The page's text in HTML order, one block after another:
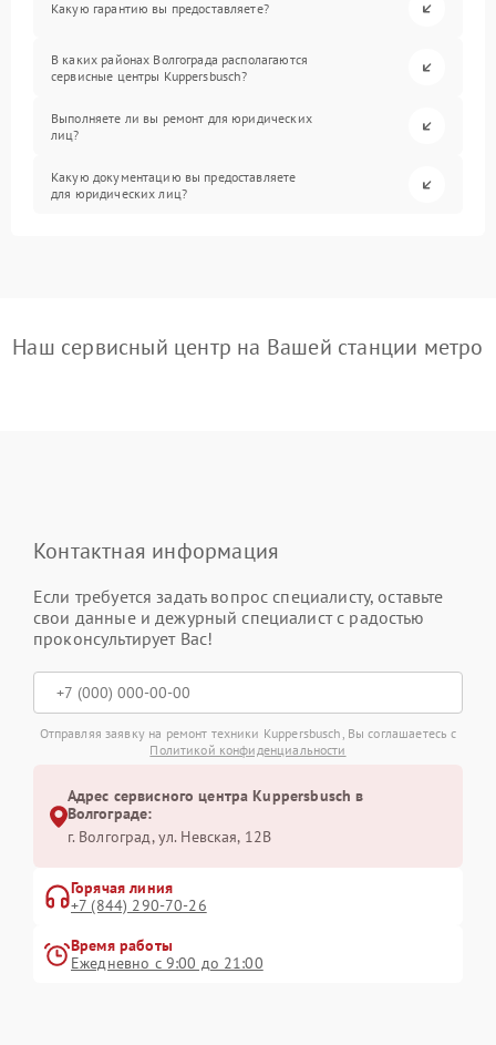
Какую гарантию вы предоставляете?
В каких районах Волгограда располагаются
сервисные центры Kuppersbusch?
Выполняете ли вы ремонт для юридических
лиц?
Какую документацию вы предоставляете
для юридических лиц?
Наш сервисный центр на Вашей станции метро
Контактная информация
Если требуется задать вопрос специалисту, оставьте
свои данные и дежурный специалист с радостью
проконсультирует Вас!
Отправляя заявку на ремонт техники Kuppersbusch, Вы соглашаетесь с
Политикой конфиденциальности
Адрес сервисного центра Kuppersbusch в
Волгограде:
г. Волгоград, ул. Невская, 12В
Горячая линия
+7 (844) 290-70-26
Время работы
Ежедневно с 9:00 до 21:00